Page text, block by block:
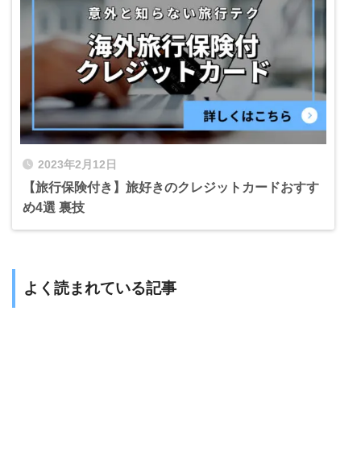
2023年2月12日
【旅行保険付き】旅好きのクレジットカードおすす
め4選 裏技
よく読まれている記事